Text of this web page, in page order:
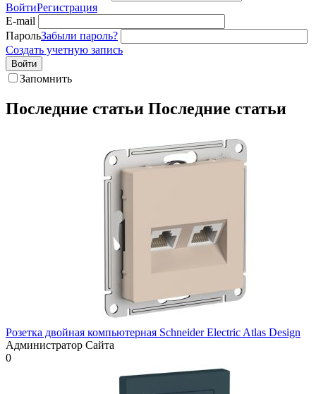
ВойтиРегистрация
E-mail
ПарольЗабыли пароль?
Создать учетную запись
Войти
Запомнить
Последние статьи Последние статьи
Розетка двойная компьютерная Schneider Electric Atlas Design
Администратор Сайта
0